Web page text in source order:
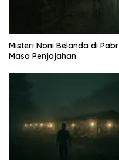
Misteri Noni Belanda di
Masa Penjajahan